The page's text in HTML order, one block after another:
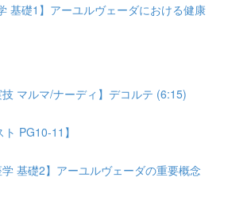
基礎1】アーユルヴェーダにおける健康
技 マルマ/ナーディ】デコルテ (6:15)
ト PG10-11】
学 基礎2】アーユルヴェーダの重要概念